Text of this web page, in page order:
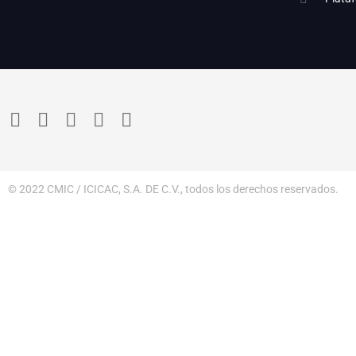
© 2022 CMIC / ICICAC, S.A. DE C.V., todos los derechos reservados.